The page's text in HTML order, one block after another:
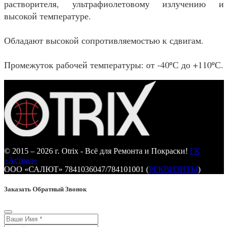
растворителя, ультрафиолетовому излучению и
высокой температуре.
Обладают высокой сопротивляемостью к сдвигам.
Промежуток рабочей температуры: от -40ºС до +110ºС.
© 2015 – 2026 г. Otrix - Всё для Ремонта и Покраски! ГК
«Астрал»
ООО «САЛЮТ» 7841036047/784101001 (РЕКВИЗИТЫ)
Заказать Обратный Звонок